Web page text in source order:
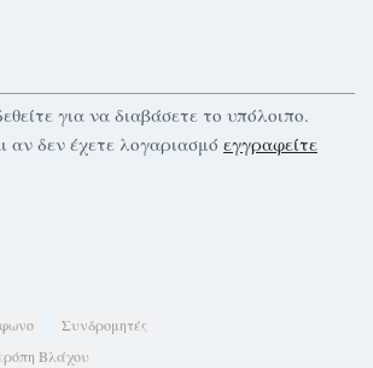
για να διαβάσετε το υπόλοιπο.
αν δεν έχετε λογαριασμό εγγραφείτε
Συνδρομητές
Βλάχου